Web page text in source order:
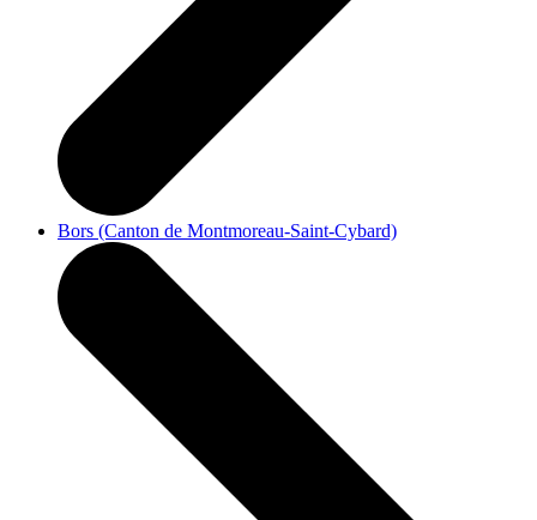
Bors (Canton de Montmoreau-Saint-Cybard)